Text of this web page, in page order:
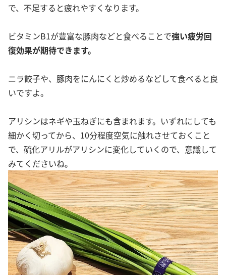
で、不足すると疲れやすくなります。
ビタミンB1が豊富な豚肉などと食べることで強い疲労回
復効果が期待できます。
ニラ餃子や、豚肉をにんにくと炒めるなどして食べると良
いですよ。
アリシンはネギや玉ねぎにも含まれます。いずれにしても
細かく切ってから、10分程度空気に触れさせておくこと
で、硫化アリルがアリシンに変化していくので、意識して
みてくださいね。